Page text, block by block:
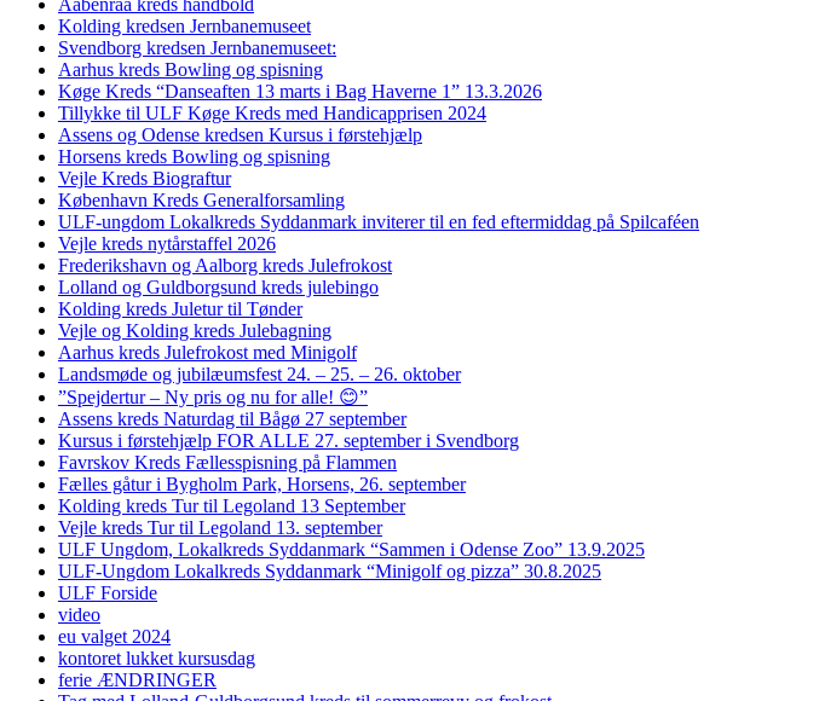
Kolding kredsen Jernbanemuseet
Svendborg kredsen Jernbanemuseet:
Aarhus kreds Bowling og spisning
Køge Kreds “Danseaften 13 marts i Bag Haverne 1” 13.3.2026
Tillykke til ULF Køge Kreds med Handicapprisen 2024
Assens og Odense kredsen Kursus i førstehjælp
Horsens kreds Bowling og spisning
Vejle Kreds Biograftur
København Kreds Generalforsamling
ULF-ungdom Lokalkreds Syddanmark inviterer til en fed eftermiddag på Spilcaféen
Vejle kreds nytårstaffel 2026
Frederikshavn og Aalborg kreds Julefrokost
Lolland og Guldborgsund kreds julebingo
Kolding kreds Juletur til Tønder
Vejle og Kolding kreds Julebagning
Aarhus kreds Julefrokost med Minigolf
Landsmøde og jubilæumsfest 24. – 25. – 26. oktober
”Spejdertur – Ny pris og nu for alle! 😊”
Assens kreds Naturdag til Bågø 27 september
Kursus i førstehjælp FOR ALLE 27. september i Svendborg
Favrskov Kreds Fællesspisning på Flammen
Fælles gåtur i Bygholm Park, Horsens, 26. september
Kolding kreds Tur til Legoland 13 September
Vejle kreds Tur til Legoland 13. september
ULF Ungdom, Lokalkreds Syddanmark “Sammen i Odense Zoo” 13.9.2025
ULF-Ungdom Lokalkreds Syddanmark “Minigolf og pizza” 30.8.2025
ULF Forside
video
eu valget 2024
kontoret lukket kursusdag
ferie ÆNDRINGER